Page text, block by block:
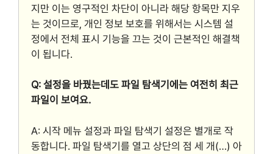
지만 이는 영구적인 차단이 아니라 해당 항목만 지우
는 것이므로, 개인 정보 보호를 위해서는 시스템 설
정에서 전체 표시 기능을 끄는 것이 근본적인 해결책
이 됩니다.
Q: 설정을 바꿨는데도 파일 탐색기에는 여전히 최근
파일이 보여요.
A: 시작 메뉴 설정과 파일 탐색기 설정은 별개로 작
동합니다. 파일 탐색기를 열고 상단의 점 세 개(…) 아